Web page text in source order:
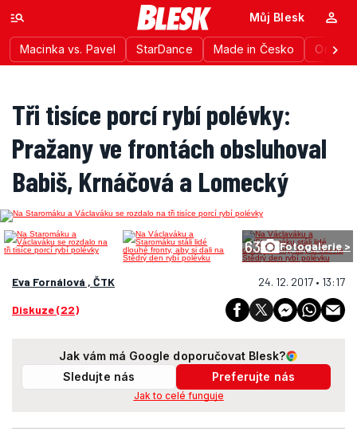
Macinka vs. Pavel StarDance Made in Česko
Můj Blesk
Tři tisíce porcí rybí polévky:
Pražany ve frontách obsluhoval
Babiš, Krnáčová a Lomecký
63 Fotogalerie >
Eva Fornálová , ČTK 24. 12. 2017 • 13:17
Diskuze (22)
Jak vám má Google doporučovat Blesk?
Sledujte nás
Preferujte nás
Jak to celé funguje